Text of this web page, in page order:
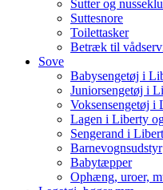
Sutter og
Suttesnore
Toilettasker
Betræk til
Sove
Babysengetøj i
Juniorsengetøj i
Voksensengetøj i
Lagen i Liberty
Sengerand i
Barnevognsudstyr
Babytæpper
Ophæng, uroer,